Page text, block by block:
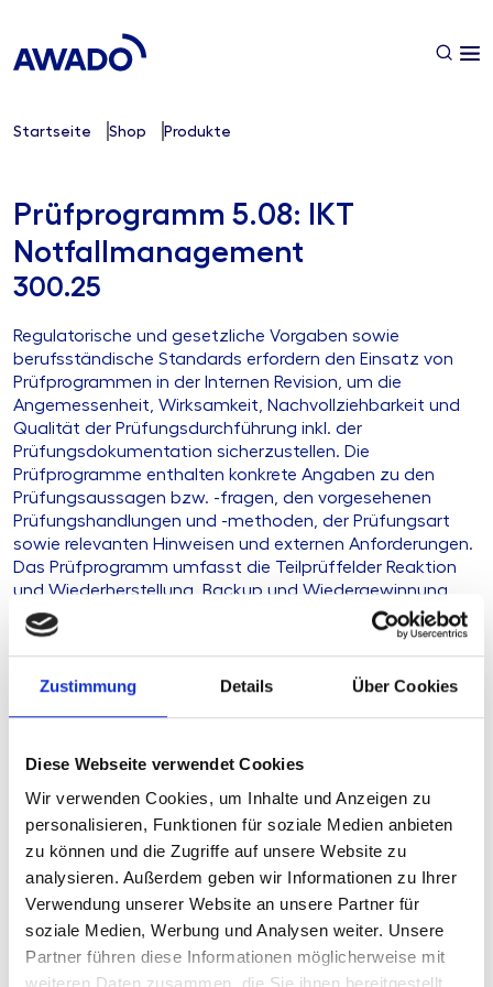
Zustimmung Details Über Cookies
Diese Webseite verwendet Cookies
Wir verwenden Cookies, um Inhalte und Anzeigen zu
personalisieren, Funktionen für soziale Medien anbieten
zu können und die Zugriffe auf unsere Website zu
analysieren. Außerdem geben wir Informationen zu Ihrer
Verwendung unserer Website an unsere Partner für
soziale Medien, Werbung und Analysen weiter. Unsere
Partner führen diese Informationen möglicherweise mit
Startseite Shop Produkte
Prüfprogramm 5.08: IKT
Notfallmanagement
300.25
Regulatorische und gesetzliche Vorgaben sowie
berufsständische Standards erfordern den Einsatz von
Prüfprogrammen in der Internen Revision, um die
Angemessenheit, Wirksamkeit, Nachvollziehbarkeit und
Qualität der Prüfungsdurchführung inkl. der
Prüfungsdokumentation sicherzustellen. Die
Prüfprogramme enthalten konkrete Angaben zu den
Prüfungsaussagen bzw. -fragen, den vorgesehenen
Prüfungshandlungen und -methoden, der Prüfungsart
sowie relevanten Hinweisen und externen Anforderungen.
Das Prüfprogramm umfasst die Teilprüffelder Reaktion
und Wiederherstellung, Backup und Wiedergewinnung,
Kommunikation.
Ihre Herausforderung
Ihre Vorteile
Produkttyp Arbeitshilfe
Preis NachAnmeldungverfügbar
Stand 05.01.2026